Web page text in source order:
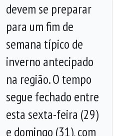
devem se preparar
para um fim de
semana típico de
inverno antecipado
na região. O tempo
segue fechado entre
esta sexta-feira (29)
e domingo (31), com